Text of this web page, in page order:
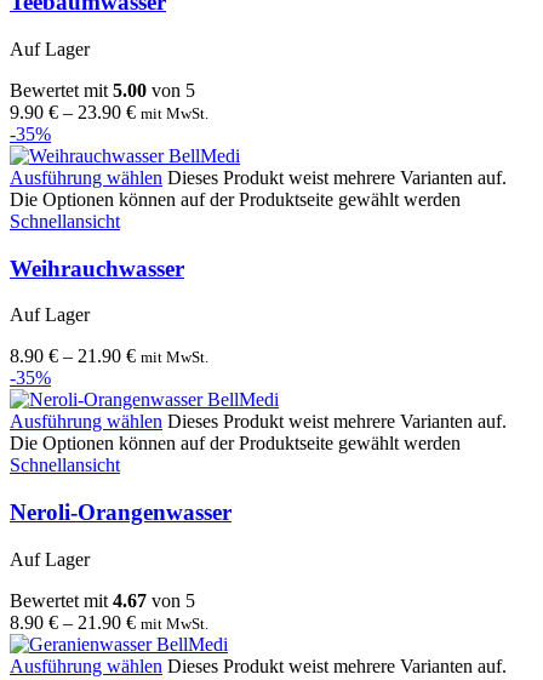
Auf Lager
Bewertet mit 5.00 von 5
9.90 € – 23.90 € mit MwSt.
-35%
Ausführung wählen Dieses Produkt weist mehrere Varianten auf.
Die Optionen können auf der Produktseite gewählt werden
Schnellansicht
Weihrauchwasser
Auf Lager
8.90 € – 21.90 € mit MwSt.
-35%
Ausführung wählen Dieses Produkt weist mehrere Varianten auf.
Die Optionen können auf der Produktseite gewählt werden
Schnellansicht
Neroli-Orangenwasser
Auf Lager
Bewertet mit 4.67 von 5
8.90 € – 21.90 € mit MwSt.
Ausführung wählen Dieses Produkt weist mehrere Varianten auf.